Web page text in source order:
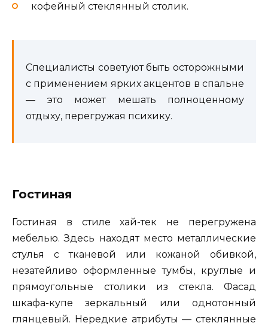
кофейный стеклянный столик.
Специалисты советуют быть осторожными
с применением ярких акцентов в спальне
— это может мешать полноценному
отдыху, перегружая психику.
Гостиная
Гостиная в стиле хай-тек не перегружена
мебелью. Здесь находят место металлические
стулья с тканевой или кожаной обивкой,
незатейливо оформленные тумбы, круглые и
прямоугольные столики из стекла. Фасад
шкафа-купе зеркальный или однотонный
глянцевый. Нередкие атрибуты — стеклянные